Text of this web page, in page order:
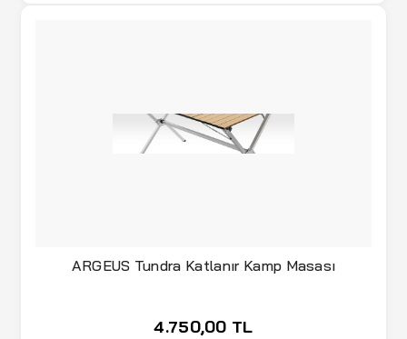
ARGEUS Tundra Katlanır Kamp Masası
4.750,00 TL